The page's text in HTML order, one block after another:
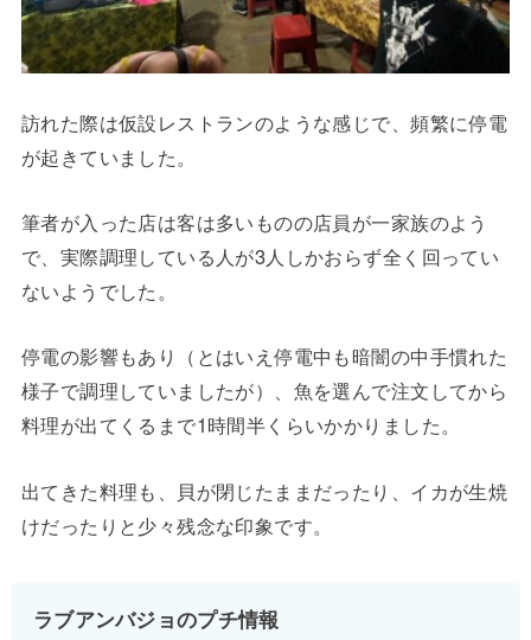
訪れた際は仮設レストランのような感じで、頻繁に停電
が起きていました。
筆者が入った店は客は多いものの店員が一家族のよう
で、実際調理している人が3人しかおらず全く回ってい
ないようでした。
停電の影響もあり（とはいえ停電中も暗闇の中手慣れた
様子で調理していましたが）、魚を選んで注文してから
料理が出てくるまで1時間半くらいかかりました。
出てきた料理も、貝が閉じたままだったり、イカが生焼
けだったりと少々残念な印象です。
ラブアンバジョのプチ情報